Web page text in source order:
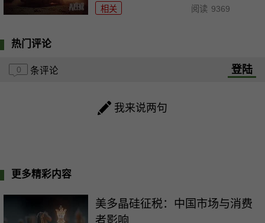
相关 阅读 9369
热门评论
0 条评论 登陆
我来说两句
更多精彩内容
美多晶硅征税：中国市场与消费
者影响